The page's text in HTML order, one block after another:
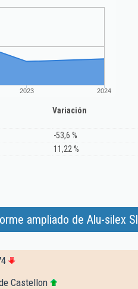
2023 2024
Variación
-53,6 %
11,22 %
ampliado de Alu-silex Sl
Castellon